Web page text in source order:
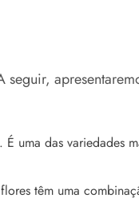
uma das variedades
têm uma